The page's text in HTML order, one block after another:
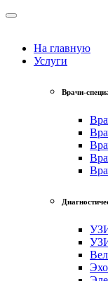
На главную
Услуги
Врачи-